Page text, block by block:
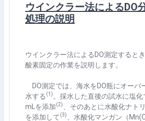
ウインクラー法によるDO
処理の説明
ウインクラー法によるDO測定すると
酸素固定の作業を説明します。
DO測定では、海水をDO瓶にオーバ
水する (1) 。採水した直後の試水に塩
mL を添加(2) 、そのあとに水酸化ナト
を添加して (3) 、水酸化マンガン（